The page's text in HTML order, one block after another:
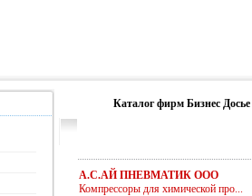
Каталог фирм Бизнес Досье
А.С.АЙ ПНЕВМАТИК ООО
Компрессоры для химической про...